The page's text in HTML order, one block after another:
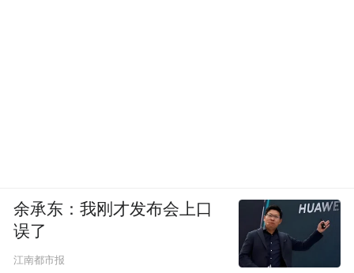
余承东：我刚才发布会上口
误了
江南都市报